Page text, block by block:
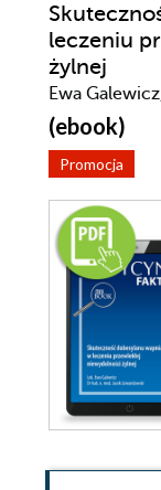
leczeniu
żylnej
Ewa
(ebook)
Promocja